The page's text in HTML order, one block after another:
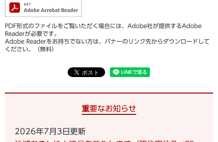
PDF形式のファイルをご覧いただく場合には、Adobe社が提供するAdobe
Readerが必要です。
Adobe Readerをお持ちでない方は、バナーのリンク先からダウンロードして
ください。（無料）
重要なお知らせ
2026年7月3日更新